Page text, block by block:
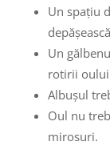
Un spațiu
Un
rotirii oului
Albușul
Oul nu
mirosuri.